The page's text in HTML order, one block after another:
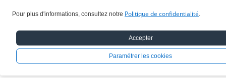
Pour plus d'informations, consultez notre Politique de confidentialité.
Accepter
Paramétrer les cookies